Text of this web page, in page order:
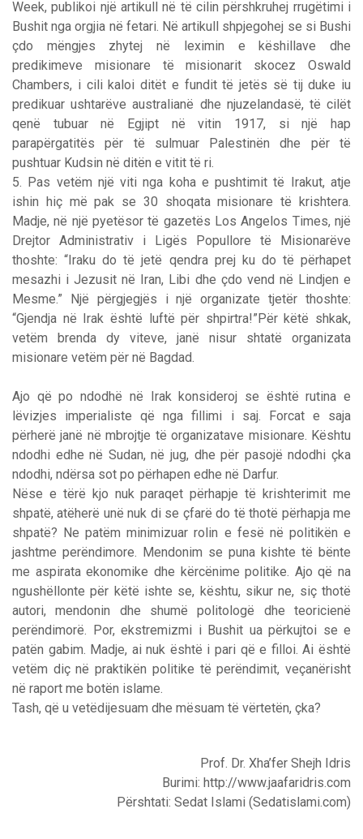
Week, publikoi një artikull në të cilin përshkruhej rrugëtimi i
Bushit nga orgjia në fetari. Në artikull shpjegohej se si Bushi
çdo mëngjes zhytej në leximin e këshillave dhe
predikimeve misionare të misionarit skocez Oswald
Chambers, i cili kaloi ditët e fundit të jetës së tij duke iu
predikuar ushtarëve australianë dhe njuzelandasë, të cilët
qenë tubuar në Egjipt në vitin 1917, si një hap
parapërgatitës për të sulmuar Palestinën dhe për të
pushtuar Kudsin në ditën e vitit të ri.
5. Pas vetëm një viti nga koha e pushtimit të Irakut, atje
ishin hiç më pak se 30 shoqata misionare të krishtera.
Madje, në një pyetësor të gazetës Los Angelos Times, një
Drejtor Administrativ i Ligës Popullore të Misionarëve
thoshte: “Iraku do të jetë qendra prej ku do të përhapet
mesazhi i Jezusit në Iran, Libi dhe çdo vend në Lindjen e
Mesme.” Një përgjegjës i një organizate tjetër thoshte:
“Gjendja në Irak është luftë për shpirtra!”Për këtë shkak,
vetëm brenda dy viteve, janë nisur shtatë organizata
misionare vetëm për në Bagdad.
Ajo që po ndodhë në Irak konsideroj se është rutina e
lëvizjes imperialiste që nga fillimi i saj. Forcat e saja
përherë janë në mbrojtje të organizatave misionare. Kështu
ndodhi edhe në Sudan, në jug, dhe për pasojë ndodhi çka
ndodhi, ndërsa sot po përhapen edhe në Darfur.
Nëse e tërë kjo nuk paraqet përhapje të krishterimit me
shpatë, atëherë unë nuk di se çfarë do të thotë përhapja me
shpatë? Ne patëm minimizuar rolin e fesë në politikën e
jashtme perëndimore. Mendonim se puna kishte të bënte
me aspirata ekonomike dhe kërcënime politike. Ajo që na
ngushëllonte për këtë ishte se, kështu, sikur ne, siç thotë
autori, mendonin dhe shumë politologë dhe teoricienë
perëndimorë. Por, ekstremizmi i Bushit ua përkujtoi se e
patën gabim. Madje, ai nuk është i pari që e filloi. Ai është
vetëm diç në praktikën politike të perëndimit, veçanërisht
në raport me botën islame.
Tash, që u vetëdijesuam dhe mësuam të vërtetën, çka?
Prof. Dr. Xha’fer Shejh Idris
Burimi: http://www.jaafaridris.com
Përshtati: Sedat Islami (Sedatislami.com)